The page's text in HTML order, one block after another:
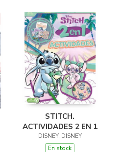
STITCH.
ACTIVIDADES 2 EN 1
DISNEY, DISNEY
En stock